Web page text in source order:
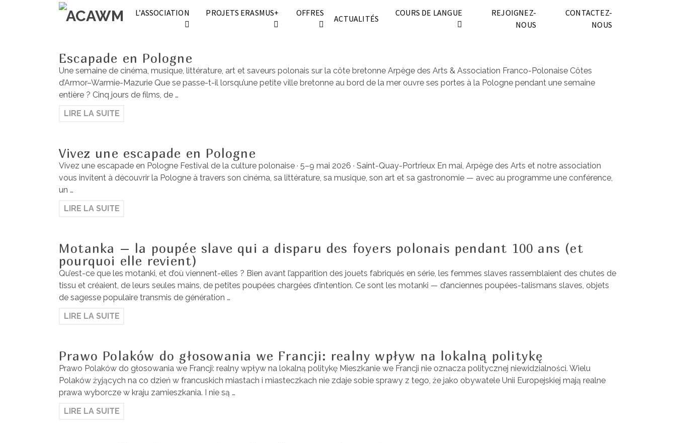
L’ASSOCIATION PROJETS ERASMUS+ OFFRES
ACTUALITÉS
COURS DE LANGUE
REJOIGNEZ-
NOUS
CONTACTEZ-
NOUS
Escapade en Pologne
Une semaine de cinéma, musique, littérature, art et saveurs polonais sur la côte bretonne Arpège des Arts & Association Franco-Polonaise Côtes
d’Armor–Warmie-Mazurie Que se passe-t-il lorsqu’une petite ville bretonne au bord de la mer ouvre ses portes à la Pologne pendant une semaine
entière ? Cinq jours de films, de …
LIRE LA SUITE
Vivez une escapade en Pologne
Vivez une escapade en Pologne Festival de la culture polonaise · 5–9 mai 2026 · Saint-Quay-Portrieux En mai, Arpège des Arts et notre association
vous invitent à découvrir la Pologne à travers son cinéma, sa littérature, sa musique, son art et sa gastronomie — avec au programme une conférence,
un …
LIRE LA SUITE
Motanka – la poupée slave qui a disparu des foyers polonais pendant 100 ans (et
pourquoi elle revient)
Qu’est-ce que les motanki, et d’où viennent-elles ? Bien avant l’apparition des jouets fabriqués en série, les femmes slaves rassemblaient des chutes de
tissu et créaient, de leurs seules mains, de petites poupées chargées d’intention. Ce sont les motanki — d’anciennes poupées-talismans slaves, objets
de sagesse populaire transmis de génération …
LIRE LA SUITE
Prawo Polaków do głosowania we Francji: realny wpływ na lokalną politykę
Prawo Polaków do głosowania we Francji: realny wpływ na lokalną politykę Mieszkanie we Francji nie oznacza politycznej niewidzialności. Wielu
Polaków żyjących na co dzień w francuskich miastach i miasteczkach nie zdaje sobie sprawy z tego, że jako obywatele Unii Europejskiej mają realne
prawa wyborcze w kraju zamieszkania. I nie są …
LIRE LA SUITE